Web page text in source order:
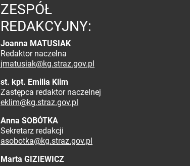
ZESPÓŁ
REDAKCYJNY:
Joanna MATUSIAK
Redaktor naczelna
jmatusiak@kg.straz.gov.pl
st. kpt. Emilia Klim
Zastępca redaktor naczelnej
eklim@kg.straz.gov.pl
Anna SOBÓTKA
Sekretarz redakcji
asobotka@kg.straz.gov.pl
Marta GIZIEWICZ